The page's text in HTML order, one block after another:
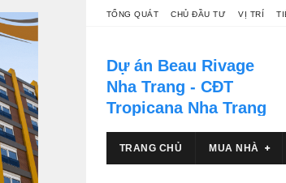
TỔNG QUÁT CHỦ ĐẦU TƯ VỊ TRÍ
Dự án Beau Rivage
Nha Trang - CĐT
Tropicana Nha Trang
Khu phức hợp thương mại vui
chơi giải trí, nghỉ dưỡng căn hộ &
khách sạn du lich 5 sao Beau
TRANG CHỦ MUA NHÀ